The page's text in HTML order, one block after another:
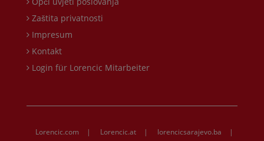
Zaštita privatnosti
Impresum
Kontakt
Login für Lorencic Mitarbeiter
Lorencic.com | Lorencic.at | lorencicsarajevo.ba |